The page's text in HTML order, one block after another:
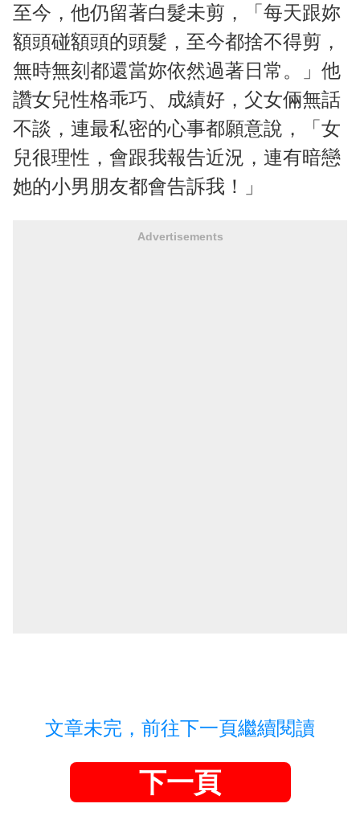
至今，他仍留著白髮未剪，「每天跟妳
額頭碰額頭的頭髮，至今都捨不得剪，
無時無刻都還當妳依然過著日常。」他
讚女兒性格乖巧、成績好，父女倆無話
不談，連最私密的心事都願意說，「女
兒很理性，會跟我報告近況，連有暗戀
她的小男朋友都會告訴我！」
Advertisements
文章未完，前往下一頁繼續閱讀
下一頁